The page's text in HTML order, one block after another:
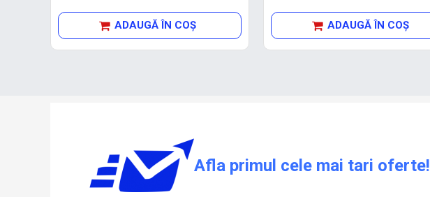
ADAUGĂ ÎN COŞ ADAUGĂ ÎN COŞ
Afla primul cele mai tari oferte!